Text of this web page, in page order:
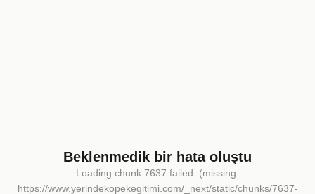
Beklenmedik bir hata oluştu
Loading chunk 7637 failed. (missing:
https://www.yerindekopekegitimi.com/_next/static/chunks/7637-